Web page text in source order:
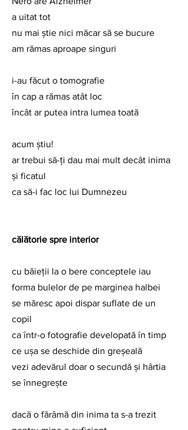
a uitat tot
nu mai ştie nici măcar să se bucure
am rămas aproape singuri
i-au făcut o tomografie
în cap a rămas atât loc
încât ar putea intra lumea toată
acum ştiu!
ar trebui să-ţi dau mai mult decât inima
şi ficatul
ca să-i fac loc lui Dumnezeu
călătorie spre interior
cu băieţii la o bere conceptele iau
forma bulelor de pe marginea halbei
se măresc apoi dispar suflate de un
copil
ca într-o fotografie developată în timp
ce uşa se deschide din greşeală
vezi adevărul doar o secundă şi hârtia
se înnegreşte
dacă o fărâmă din inima ta s-a trezit